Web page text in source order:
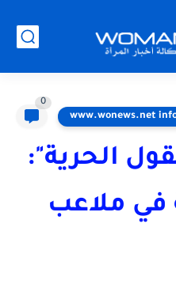
0
الحرية":
في ملاعب